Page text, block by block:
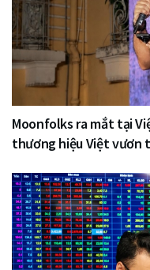
Moonfolks ra mắt tại
thương hiệu Việt vươn